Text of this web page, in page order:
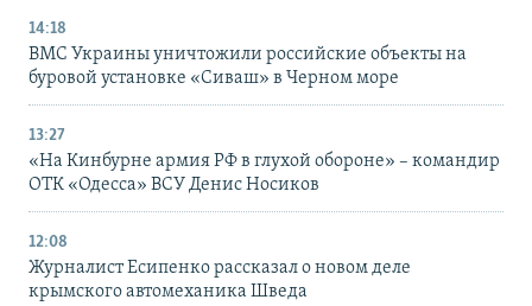
14:18
ВМС Украины уничтожили российские объекты на
буровой установке «Сиваш» в Черном море
13:27
«На Кинбурне армия РФ в глухой обороне» – командир
ОТК «Одесса» ВСУ Денис Носиков
12:08
Журналист Есипенко рассказал о новом деле
крымского автомеханика Шведа